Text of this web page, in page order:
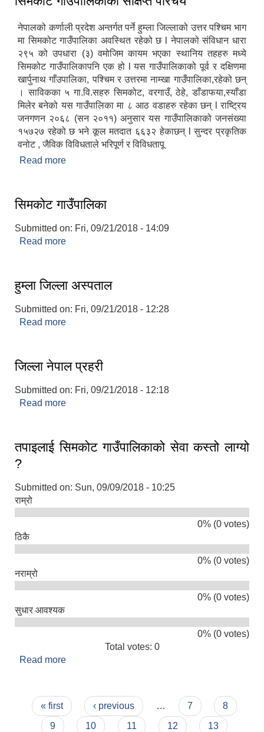
नेपालको कर्णाली प्रदेश अन्तर्गत पर्ने हुम्ला जिल्लाको उत्तर पश्‍चिम भाग
मा सिमकोट गाउँपालिका अवस्थित रहेको छ l नेपालको संविधान धारा
२९५ को उपधारा (३) वमोजिम कायम भएका स्थानिय तहहरु मध्ये
सिमकोट गाउँपालिकापनि एक हो l यस गाउँपालिकाको पूर्व र दक्षिणमा
खार्पुनाथ गाँउपालिका, पश्‍चिम र उत्तरमा नाम्खा गाउँपालिका,रहेको छन्
। साविकका ५ गा.वि.सहरु सिमकोट, वरगाउँ, ठेहे, डाँडाफया,स्याँडा
मिलेर बनेको यस गाउँपालिका मा ८ आठ वडाहरु रहेका छन् l राष्ट्रिय
जनगणन २०६८ (सन २०११) अनुसार यस गाउँपालिकाको जनसंख्या
१५७२७ रहेको छ भने कूल मतदात ६६३२ हेकाछन् l सुन्दर प्रकृतिक
वनोट , जैविक विविधताले भरिपूर्ण र विविधतापू
Read more
सिमकोट गाउँपालिका
Submitted on: Fri, 09/21/2018 - 14:09
Read more
हुम्ला जिल्ला अस्पताल
Submitted on: Fri, 09/21/2018 - 12:28
Read more
जिल्ला नेपाल प्रहरी
Submitted on: Fri, 09/21/2018 - 12:18
Read more
तपाइलाई सिमकोट गाउँपालिकाको सेवा कस्तो लाग्यो
?
Submitted on: Sun, 09/09/2018 - 10:25
राम्रो
0% (0 votes)
ठिकै
0% (0 votes)
नराम्रो
0% (0 votes)
सुधार आवश्यक
0% (0 votes)
Total votes: 0
Read more
Pages
« first ‹ previous … 7
8
9
10 11 12
13